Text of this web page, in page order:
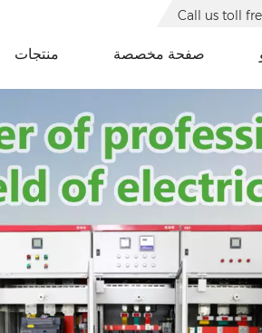
Call us toll
منتجات صفحة مخصصة